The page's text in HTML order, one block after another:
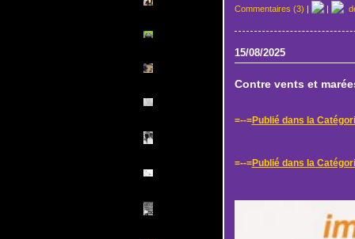
Commentaires (3) | |
15/08/2025
Contre vents et
=--=Publié dans la
=--=Publié dans la